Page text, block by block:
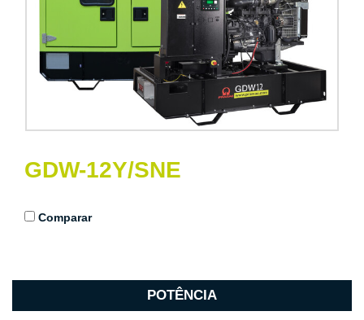
GDW-12Y/SNE
Comparar
POTÊNCIA